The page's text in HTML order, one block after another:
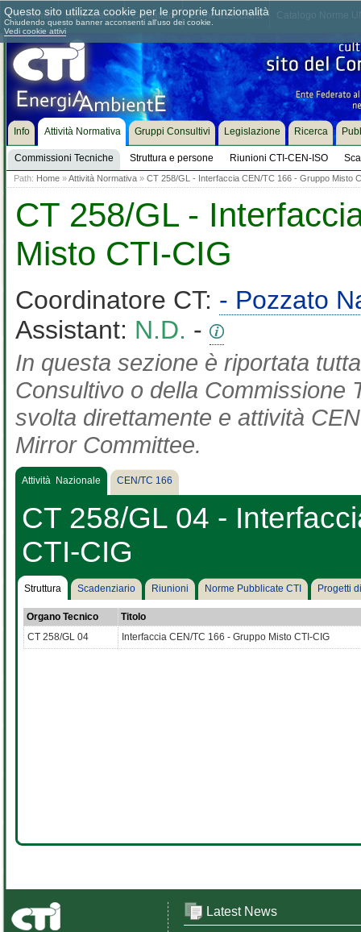
Chi siamo Dove siamo Contattaci Come associarsi
Info Attività Normativa
Commissioni Tecniche Struttura e persone Riunioni CTI-CEN-ISO
Gruppi Consultivi Legislazione Ricerca
Path: Home »Attività Normativa » CT 258/GL - Interfaccia CEN/TC 166 - Gruppo Misto
CT 258/GL -
Misto CTI-CIG
Coordinatore CT: - Pozzato
Assistant: N.D. -
In questa sezione è riportata
Consultivo o della Commissione
svolta direttamente e attività
Mirror Committee.
Attività Nazionale CEN/TC 166
CT 258/GL 04 -
CTI-CIG
Struttura Scadenziario Riunioni Norme Pubblicate CTI Progetti
Organo Tecnico
Titolo
CT 258/GL 04
Interfaccia CEN/TC 166 - Gruppo Misto CTI-CIG
Latest News
Questo sito utilizza cookie per le proprie funzionalità
Chiudendo questo banner acconsenti all'uso dei cookie.
Vedi cookie attivi